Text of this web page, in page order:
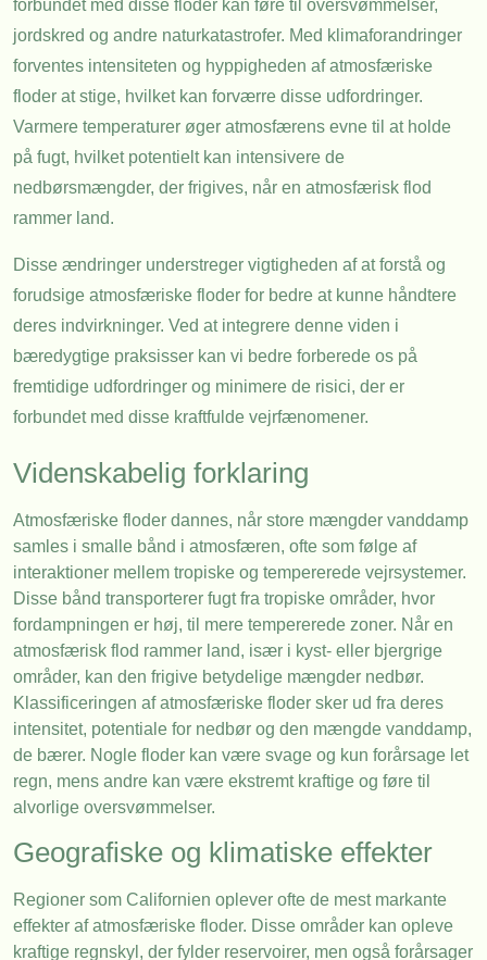
forbundet med disse floder kan føre til oversvømmelser,
jordskred og andre naturkatastrofer. Med klimaforandringer
forventes intensiteten og hyppigheden af atmosfæriske
floder at stige, hvilket kan forværre disse udfordringer.
Varmere temperaturer øger atmosfærens evne til at holde
på fugt, hvilket potentielt kan intensivere de
nedbørsmængder, der frigives, når en atmosfærisk flod
rammer land.
Disse ændringer understreger vigtigheden af at forstå og
forudsige atmosfæriske floder for bedre at kunne håndtere
deres indvirkninger. Ved at integrere denne viden i
bæredygtige praksisser kan vi bedre forberede os på
fremtidige udfordringer og minimere de risici, der er
forbundet med disse kraftfulde vejrfænomener.
Videnskabelig forklaring
Atmosfæriske floder dannes, når store mængder vanddamp
samles i smalle bånd i atmosfæren, ofte som følge af
interaktioner mellem tropiske og tempererede vejrsystemer.
Disse bånd transporterer fugt fra tropiske områder, hvor
fordampningen er høj, til mere tempererede zoner. Når en
atmosfærisk flod rammer land, især i kyst- eller bjergrige
områder, kan den frigive betydelige mængder nedbør.
Klassificeringen af atmosfæriske floder sker ud fra deres
intensitet, potentiale for nedbør og den mængde vanddamp,
de bærer. Nogle floder kan være svage og kun forårsage let
regn, mens andre kan være ekstremt kraftige og føre til
alvorlige oversvømmelser.
Geografiske og klimatiske effekter
Regioner som Californien oplever ofte de mest markante
effekter af atmosfæriske floder. Disse områder kan opleve
kraftige regnskyl, der fylder reservoirer, men også forårsager